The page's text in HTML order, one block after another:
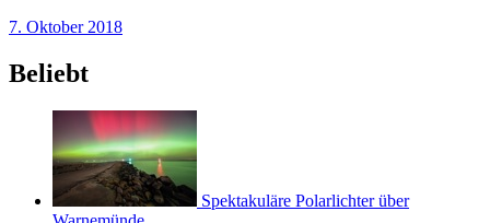
7. Oktober 2018
Beliebt
Spektakuläre Polarlichter über